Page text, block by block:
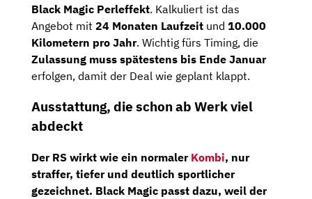
Black Magic Perleffekt. Kalkuliert ist das
Angebot mit 24 Monaten Laufzeit und 10.000
Kilometern pro Jahr. Wichtig fürs Timing, die
Zulassung muss spätestens bis Ende Januar
erfolgen, damit der Deal wie geplant klappt.
Ausstattung, die schon ab Werk viel
abdeckt
Der RS wirkt wie ein normaler Kombi, nur
straffer, tiefer und deutlich sportlicher
gezeichnet. Black Magic passt dazu, weil der